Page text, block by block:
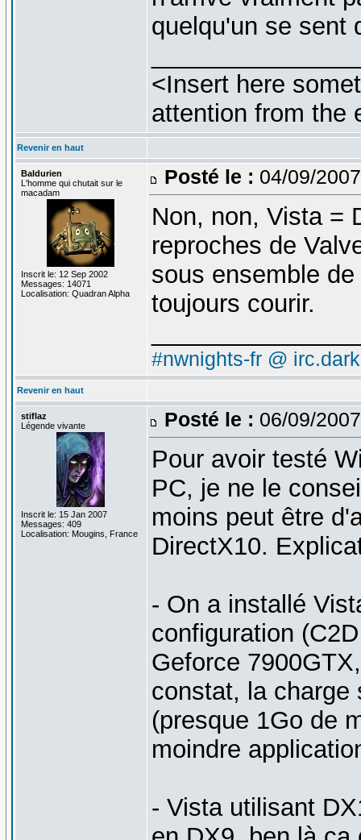
quelqu'un se sent
<Insert here
attention from the
Revenir en haut
Baldurien
L'homme qui chutait sur le
macadam
Inscrit le: 12 Sep 2002
Messages: 14071
Localisation: Quadran Alpha
Posté le : 04/09/
Non, non, Vista =
reproches de
sous ensemble
toujours courir.
#nwnights-fr @
Revenir en haut
stiflaz
Légende vivante
Inscrit le: 15 Jan 2007
Messages: 409
Localisation: Mougins, France
Posté le : 06/09/
Pour avoir testé
PC, je ne le
moins peut être
DirectX10.
- On a installé
configuration
Geforce
constat, la charge
(presque 1Go de
moindre
- Vista utilisant